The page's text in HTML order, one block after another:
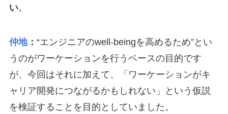
い。
仲地： “エンジニアのwell-beingを高めるため”とい
うのがワーケーションを行うベースの目的です
が、今回はそれに加えて、「ワーケーションがキ
ャリア開発につながるかもしれない」という仮説
を検証することを目的としていました。